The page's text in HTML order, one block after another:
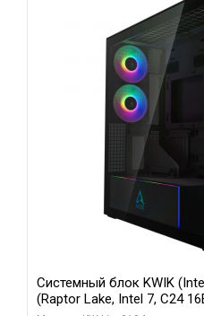
Системный блок KWIK
(Raptor Lake, Intel 7, C24